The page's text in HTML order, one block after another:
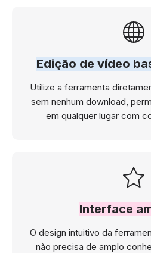
Edição de vídeo
Utilize a ferramenta
sem nenhum download,
em qualquer lugar com
Interface
O design intuitivo da
não precisa de amplo